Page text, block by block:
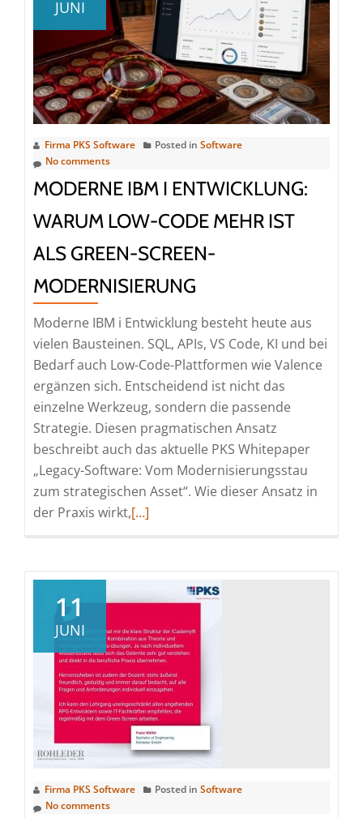
dem
Legacy-
Dschungel:
Wie
der
VOLKSWOHL
PKS
IBM
KI-
fähig
macht
JUNI
Firma PKS Software Posted in Software
No comments
MODERNE IBM I ENTWICKLUNG:
WARUM LOW-CODE MEHR IST
ALS GREEN-SCREEN-
MODERNISIERUNG
Moderne IBM i Entwicklung besteht heute aus
vielen Bausteinen. SQL, APIs, VS Code, KI und bei
Bedarf auch Low-Code-Plattformen wie Valence
ergänzen sich. Entscheidend ist nicht das
einzelne Werkzeug, sondern die passende
Strategie. Diesen pragmatischen Ansatz
beschreibt auch das aktuelle PKS Whitepaper
„Legacy-Software: Vom Modernisierungsstau
zum strategischen Asset“. Wie dieser Ansatz in
der Praxis wirkt,Read
IBM
Entwicklung:
Warum
Low-
Code
mehr
ist
als
Green-
[…]
11
JUNI
Firma PKS Software Posted in Software
No comments